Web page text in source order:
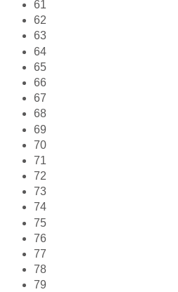
61
62
63
64
65
66
67
68
69
70
71
72
73
74
75
76
77
78
79